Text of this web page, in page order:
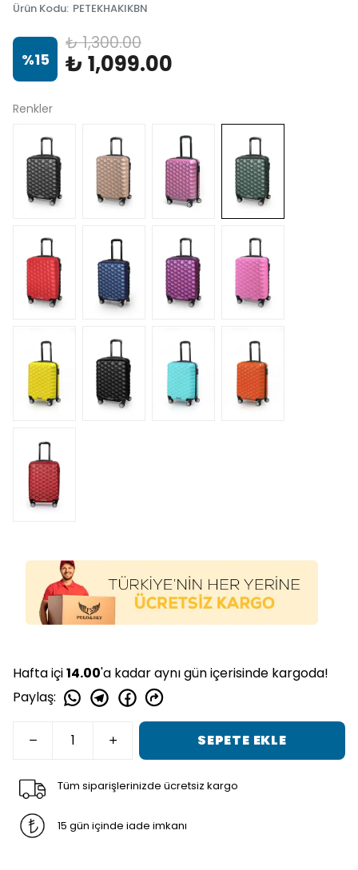
Ürün Kodu: PETEKHAKIKBN
%15
₺ 1,300.00
₺ 1,099.00
Renkler
Hafta içi14.00'a kadar aynı gün içerisinde kargoda!
Paylaş:
SEPETE EKLE
Tüm siparişlerinizde ücretsiz kargo
15 gün içinde iade imkanı